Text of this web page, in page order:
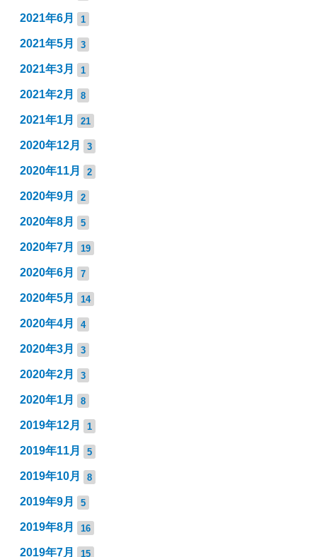
2021年6月 1
2021年5月 3
2021年3月 1
2021年2月 8
2021年1月 21
2020年12月 3
2020年11月 2
2020年9月 2
2020年8月 5
2020年7月 19
2020年6月 7
2020年5月 14
2020年4月 4
2020年3月 3
2020年2月 3
2020年1月 8
2019年12月 1
2019年11月 5
2019年10月 8
2019年9月 5
2019年8月 16
2019年7月 15